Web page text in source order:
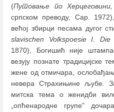
(Путовање по
српском преводу, Сар.
већој збирци песама дугог
slavischen Volkspoesie I.
1870), Богишић није
везују познате традицијске
жене од отмичара,
невера Страхињине љубе.
митска тема о женидби
„опћенародне групе"